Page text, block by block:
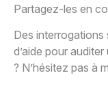
Partagez-les en
Des interrogations
d’aide pour
? N’hésitez pas à